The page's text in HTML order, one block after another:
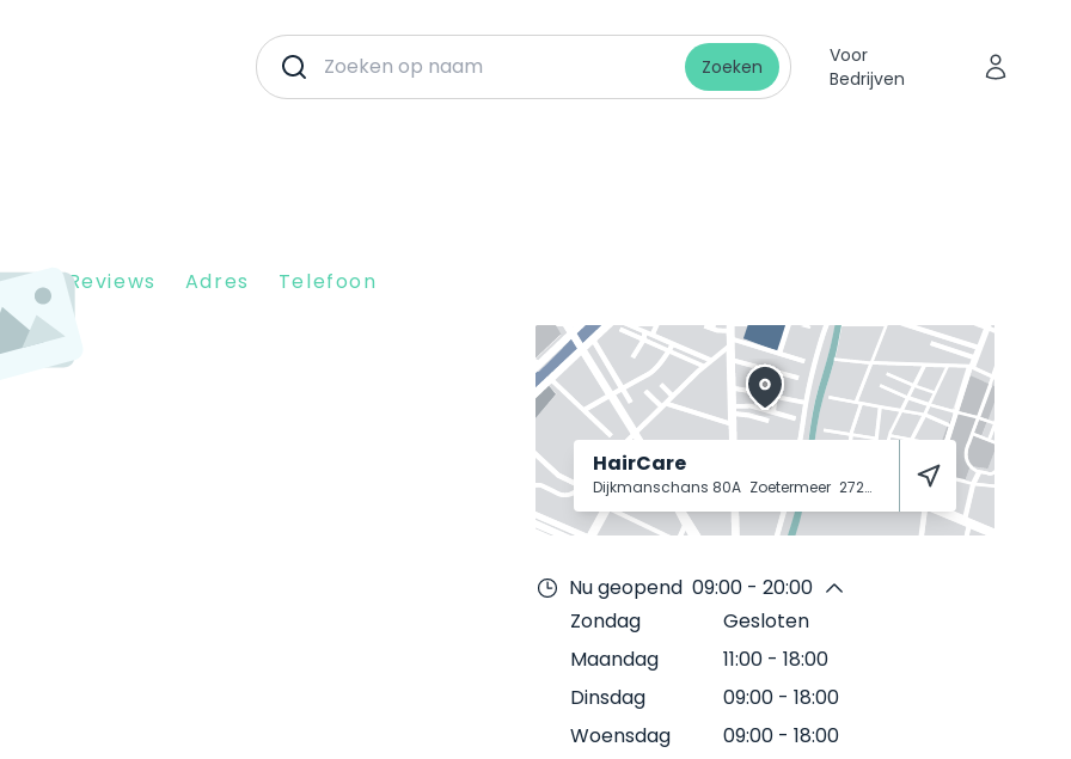
Zoeken
Voor
Bedrijven
Reviews Adres Telefoon
HairCare
Dijkmanschans 80A Zoetermeer 2728 GK
Nu geopend 09:00 - 20:00
Zondag
Gesloten
Maandag
11:00 - 18:00
Dinsdag
09:00 - 18:00
Woensdag
09:00 - 18:00